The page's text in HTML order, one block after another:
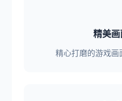
精美画
精心打磨的游戏画